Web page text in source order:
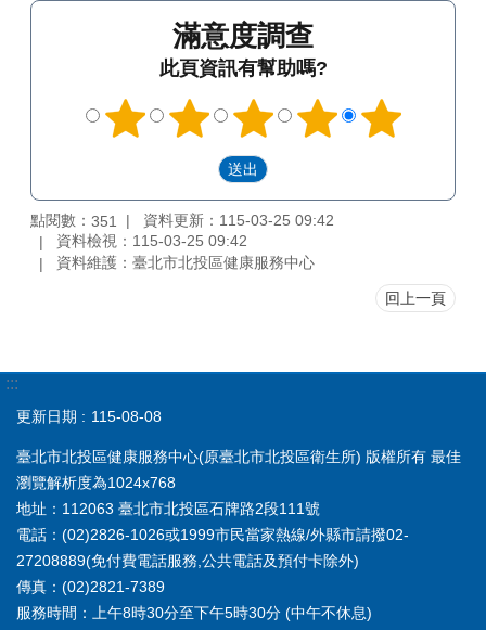
滿意度調查
此頁資訊有幫助嗎?
點閱數： 351
資料更新：115-03-25 09:42
資料檢視：115-03-25 09:42
資料維護：臺北市北投區健康服務中心
回上一頁
:::
更新日期 115-08-08
臺北市北投區健康服務中心(原臺北市北投區衛生所) 版權所有 最佳
瀏覽解析度為1024x768
地址：112063 臺北市北投區石牌路2段111號
電話：(02)2826-1026或1999市民當家熱線/外縣市請撥02-
27208889(免付費電話服務,公共電話及預付卡除外)
傳真：(02)2821-7389
服務時間：上午8時30分至下午5時30分 (中午不休息)